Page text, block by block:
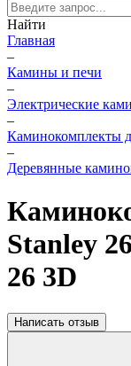
Найти
Главная
–
Камины и печи
–
Электрические
–
Каминокомплекты
–
Деревянные
Stanley
26 3D
Написать отзыв